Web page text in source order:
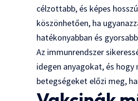
célzottabb, és képes
köszönhetően, ha
hatékonyabban és
Az immunrendszer
idegen anyagokat, és
betegségeket előzi meg,